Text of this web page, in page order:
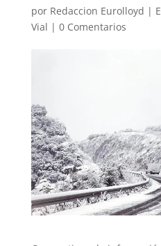
por Redaccion Eurolloyd |
Vial | 0 Comentarios